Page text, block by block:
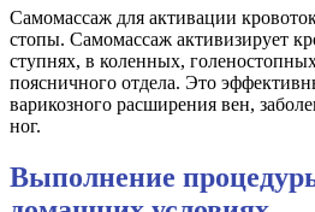
Самомассаж для активации
стопы. Самомассаж активизирует
ступнях, в коленных,
поясничного отдела. Это
варикозного расширения вен,
ног.
Выполнение